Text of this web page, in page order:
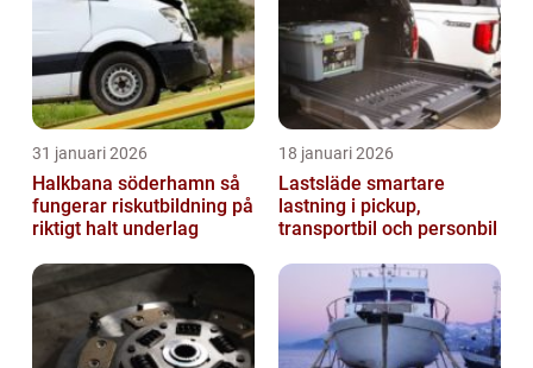
31 januari 2026
Halkbana söderhamn så
fungerar riskutbildning på
riktigt halt underlag
18 januari 2026
Lastsläde smartare
lastning i pickup,
transportbil och personbil